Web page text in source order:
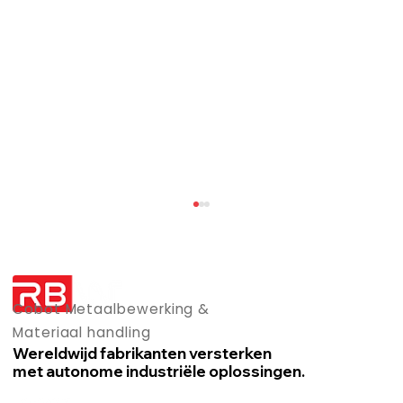
Cobot Metaalbewerking &
Materiaal handling
Wereldwijd fabrikanten versterken
met autonome industriële oplossingen.